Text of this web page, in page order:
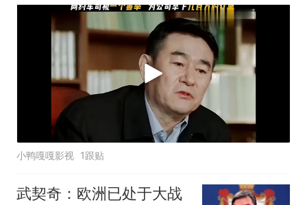
小鸭嘎嘎影视 1跟贴
武契奇：欧洲已处于大战